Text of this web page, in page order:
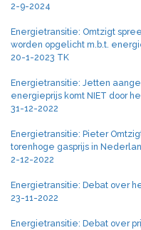
2-9-2024
Energietransitie: Omtzigt
worden opgelicht m.b.t.
20-1-2023 TK
Energietransitie: Jetten
energieprijs komt NIET door
31-12-2022
Energietransitie: Pieter
torenhoge gasprijs in
2-12-2022
Energietransitie: Debat over
23-11-2022
Energietransitie: Debat over